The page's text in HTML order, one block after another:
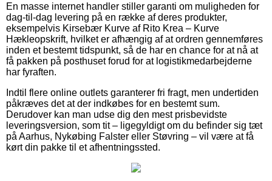
En masse internet handler stiller garanti om muligheden for
dag-til-dag levering på en række af deres produkter,
eksempelvis Kirsebær Kurve af Rito Krea – Kurve
Hækleopskrift, hvilket er afhængig af at ordren gennemføres
inden et bestemt tidspunkt, så de har en chance for at nå at
få pakken på posthuset forud for at logistikmedarbejderne
har fyraften.
Indtil flere online outlets garanterer fri fragt, men undertiden
påkræves det at der indkøbes for en bestemt sum.
Derudover kan man udse dig den mest prisbevidste
leveringsversion, som tit – ligegyldigt om du befinder sig tæt
på Aarhus, Nykøbing Falster eller Støvring – vil være at få
kørt din pakke til et afhentningssted.